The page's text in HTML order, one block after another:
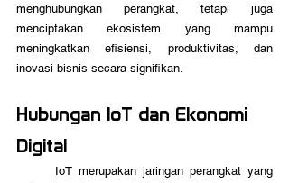
menghubungkan perangkat, tetapi juga
menciptakan ekosistem yang mampu
meningkatkan efisiensi, produktivitas, dan
inovasi bisnis secara signifikan.
Hubungan IoT dan Ekonomi
Digital